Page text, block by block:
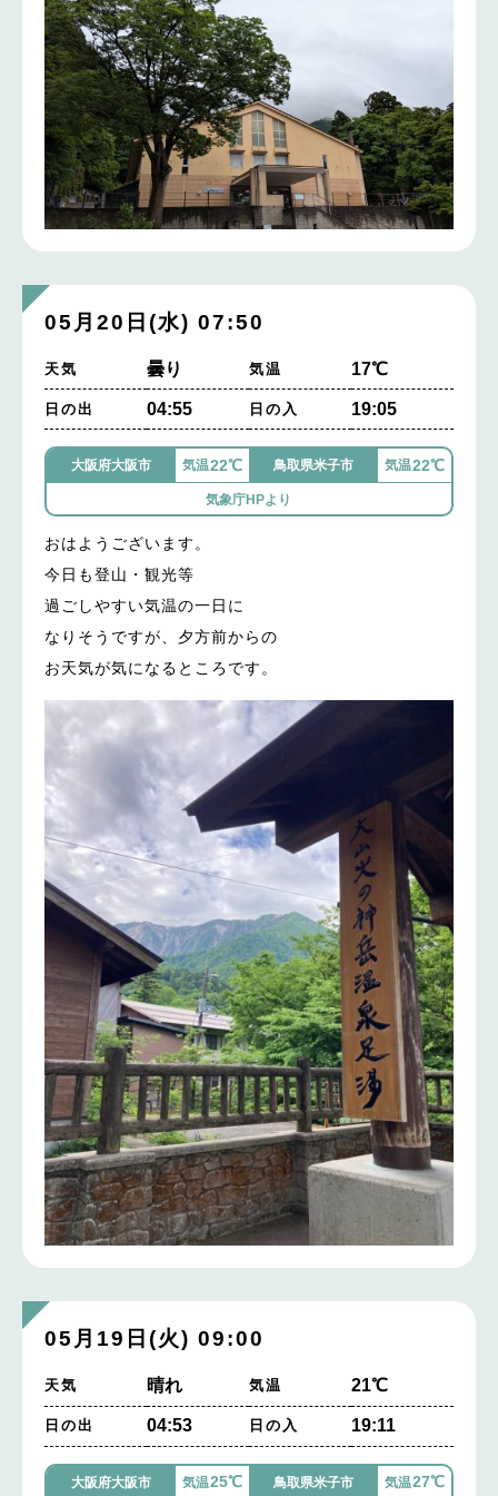
05月20日(水) 07:50
天気 曇り 気温 17℃
日の出 04:55 日の入 19:05
大阪府大阪市 気温22℃ 鳥取県米子市 気温22℃
気象庁HPより
おはようございます。
今日も登山・観光等
過ごしやすい気温の一日に
なりそうですが、夕方前からの
お天気が気になるところです。
05月19日(火) 09:00
天気 晴れ 気温 21℃
日の出 04:53 日の入 19:11
大阪府大阪市 気温25℃ 鳥取県米子市 気温27℃